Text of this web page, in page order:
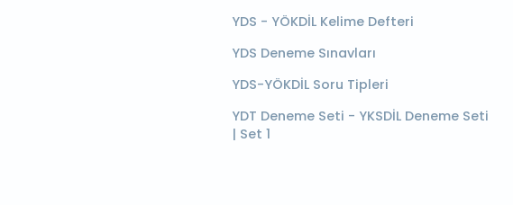
YDS - YÖKDİL Kelime Defteri
YDS Deneme Sınavları
YDS-YÖKDİL Soru Tipleri
YDT Deneme Seti - YKSDİL Deneme Seti
| Set 1